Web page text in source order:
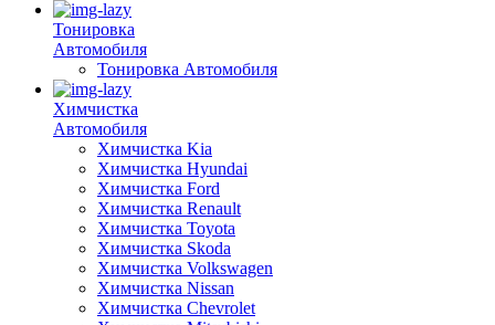
Тонировка
Автомобиля
Тонировка Автомобиля
Химчистка
Автомобиля
Химчистка Kia
Химчистка Hyundai
Химчистка Ford
Химчистка Renault
Химчистка Toyota
Химчистка Skoda
Химчистка Volkswagen
Химчистка Nissan
Химчистка Chevrolet